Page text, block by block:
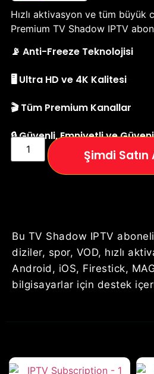
Hızlı aktivasyon ve tüm büyük
Premium TV Shadow IPTV
📡 Anti-Freeze Teknolojisi
🖥️ Ultra HD ve 4K Kalitesi
🎬 Tüm Premium Kanallar
🔒 Güvenli, Emniyetli ve
Şimdi Satın
Bu TV Shadow IPTV
diziler, spor, VOD, hızlı
Android, iOS, Firestick,
bilgisayarlar için destek